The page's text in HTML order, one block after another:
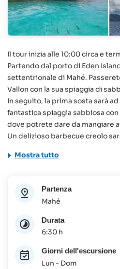
Il tour inizia alle 10:00 circa e
Partendo dal porto di Eden
settentrionale di Mahé.
Vallon con la sua spiaggia di
In seguito, la prima sosta sarà ad
fantastica spiaggia sabbiosa
dove potrete dare da mangiare
Un delizioso barbecue creolo
succesiva è Cap Ternay per un
per ammirare il panorama
creare dei ricordi
vissuta alle Seychelles.
Mostra tutto
Partenza
Mahé
Durata
6:30 h
Giorni dell'escursione
Lun - Dom